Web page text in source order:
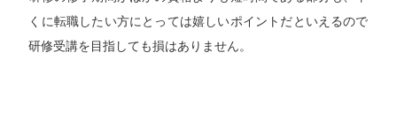
くに転職したい方にとっては嬉しいポイントだといえるので
研修受講を目指しても損はありません。